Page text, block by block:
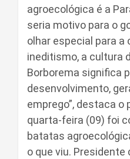
agroecológica é a
seria motivo para o
olhar especial para a
ineditismo, a cultura
Borborema significa
desenvolvimento,
emprego”, destaca
quarta-feira (09) foi
batatas
o que viu. Presidente